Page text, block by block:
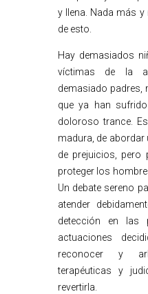
y llena. Nada más
de esto.
Hay demasiados
víctimas de la
demasiado padres,
que ya han
doloroso trance.
madura, de abordar
de prejuicios, pero
proteger los
Un debate sereno
atender
detección en las
actuaciones
reconocer y
terapéuticas y
revertirla.